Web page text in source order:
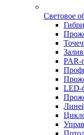
Световое
PAR-
LED-